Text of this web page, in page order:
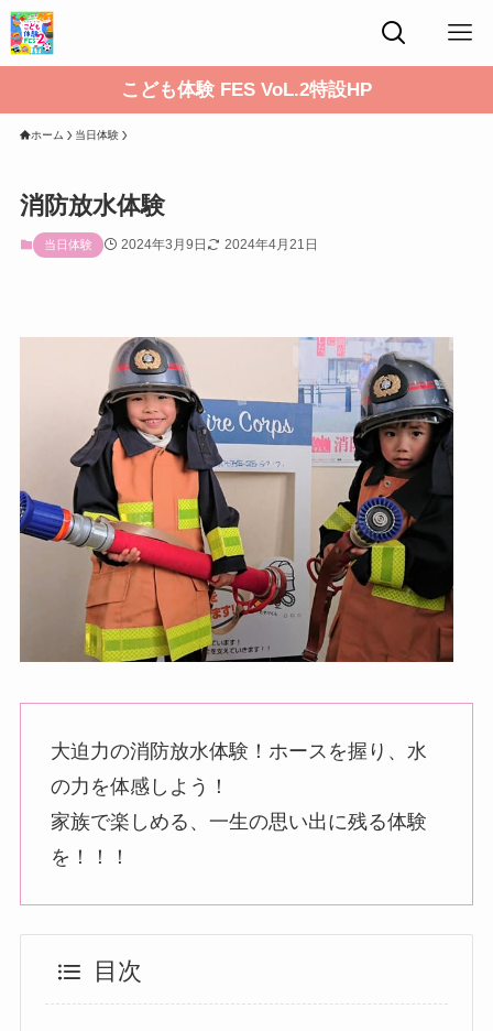
こども体験 FES VoL.2特設HP
ホーム 当日体験
消防放水体験
当日体験 2024年3月9日 2024年4月21日
大迫力の消防放水体験！ホースを握り、水
の力を体感しよう！
家族で楽しめる、一生の思い出に残る体験
を！！！
目次